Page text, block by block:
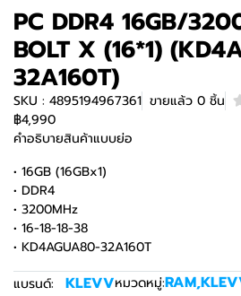
PC DDR4 16GB/
BOLT X (16*1)
32A160T)
SKU : 4895194967361 ขายแล้ว 0 ชิ้น
฿4,990
คำอธิบายสินค้าแบบย่อ
• 16GB (16GBx1)
• DDR4
• 3200MHz
• 16-18-18-38
• KD4AGUA80-32A160T
แบรนด์:
KLEVVหมวดหมู่:RAM,